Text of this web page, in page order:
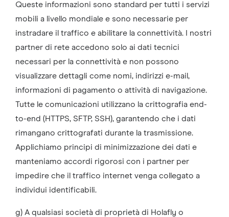
Queste informazioni sono standard per tutti i servizi
mobili a livello mondiale e sono necessarie per
instradare il traffico e abilitare la connettività. I nostri
partner di rete accedono solo ai dati tecnici
necessari per la connettività e non possono
visualizzare dettagli come nomi, indirizzi e-mail,
informazioni di pagamento o attività di navigazione.
Tutte le comunicazioni utilizzano la crittografia end-
to-end (HTTPS, SFTP, SSH), garantendo che i dati
rimangano crittografati durante la trasmissione.
Applichiamo principi di minimizzazione dei dati e
manteniamo accordi rigorosi con i partner per
impedire che il traffico internet venga collegato a
individui identificabili.
g) A qualsiasi società di proprietà di Holafly o